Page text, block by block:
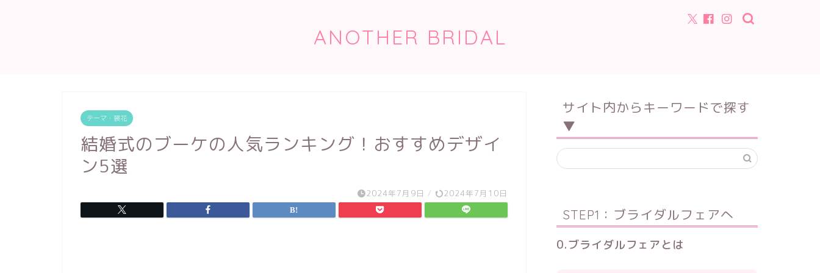
ANOTHER BRIDAL
テーマ・装花
結婚式のブーケの人気ランキング！おすすめデザイ
ン5選
2024年7月9日 / 2024年7月10日
サイト内からキーワードで探す
▼
STEP1：ブライダルフェアへ
0.ブライダルフェアとは